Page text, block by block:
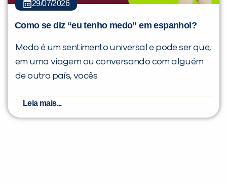
29/07/2026
Como se diz “eu tenho medo” em espanhol?
Medo é um sentimento universal e pode ser que,
em uma viagem ou conversando com alguém
de outro país, vocês
Leia mais...